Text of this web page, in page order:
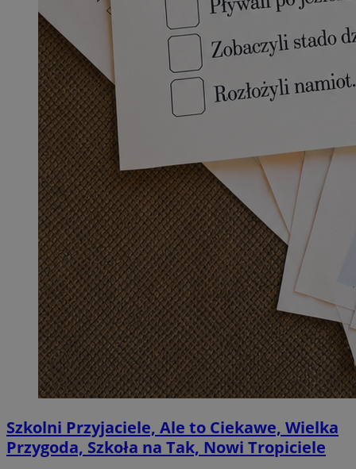
Szkolni Przyjaciele, Ale to Ciekawe, Wielka
Przygoda, Szkoła na Tak, Nowi Tropiciele